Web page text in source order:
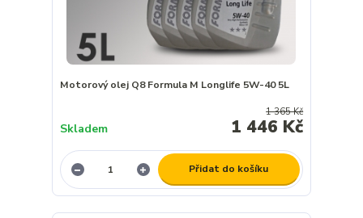
Motorový olej Q8 Formula M Longlife 5W-40 5L
1 365 Kč
1 446 Kč
Skladem
Přidat do košíku